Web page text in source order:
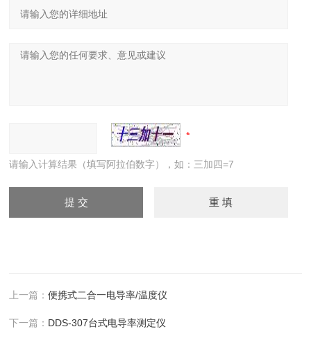
请输入计算结果（填写阿拉伯数字），如：三加四=7
上一篇：便携式二合一电导率/温度仪
下一篇： DDS-307台式电导率测定仪